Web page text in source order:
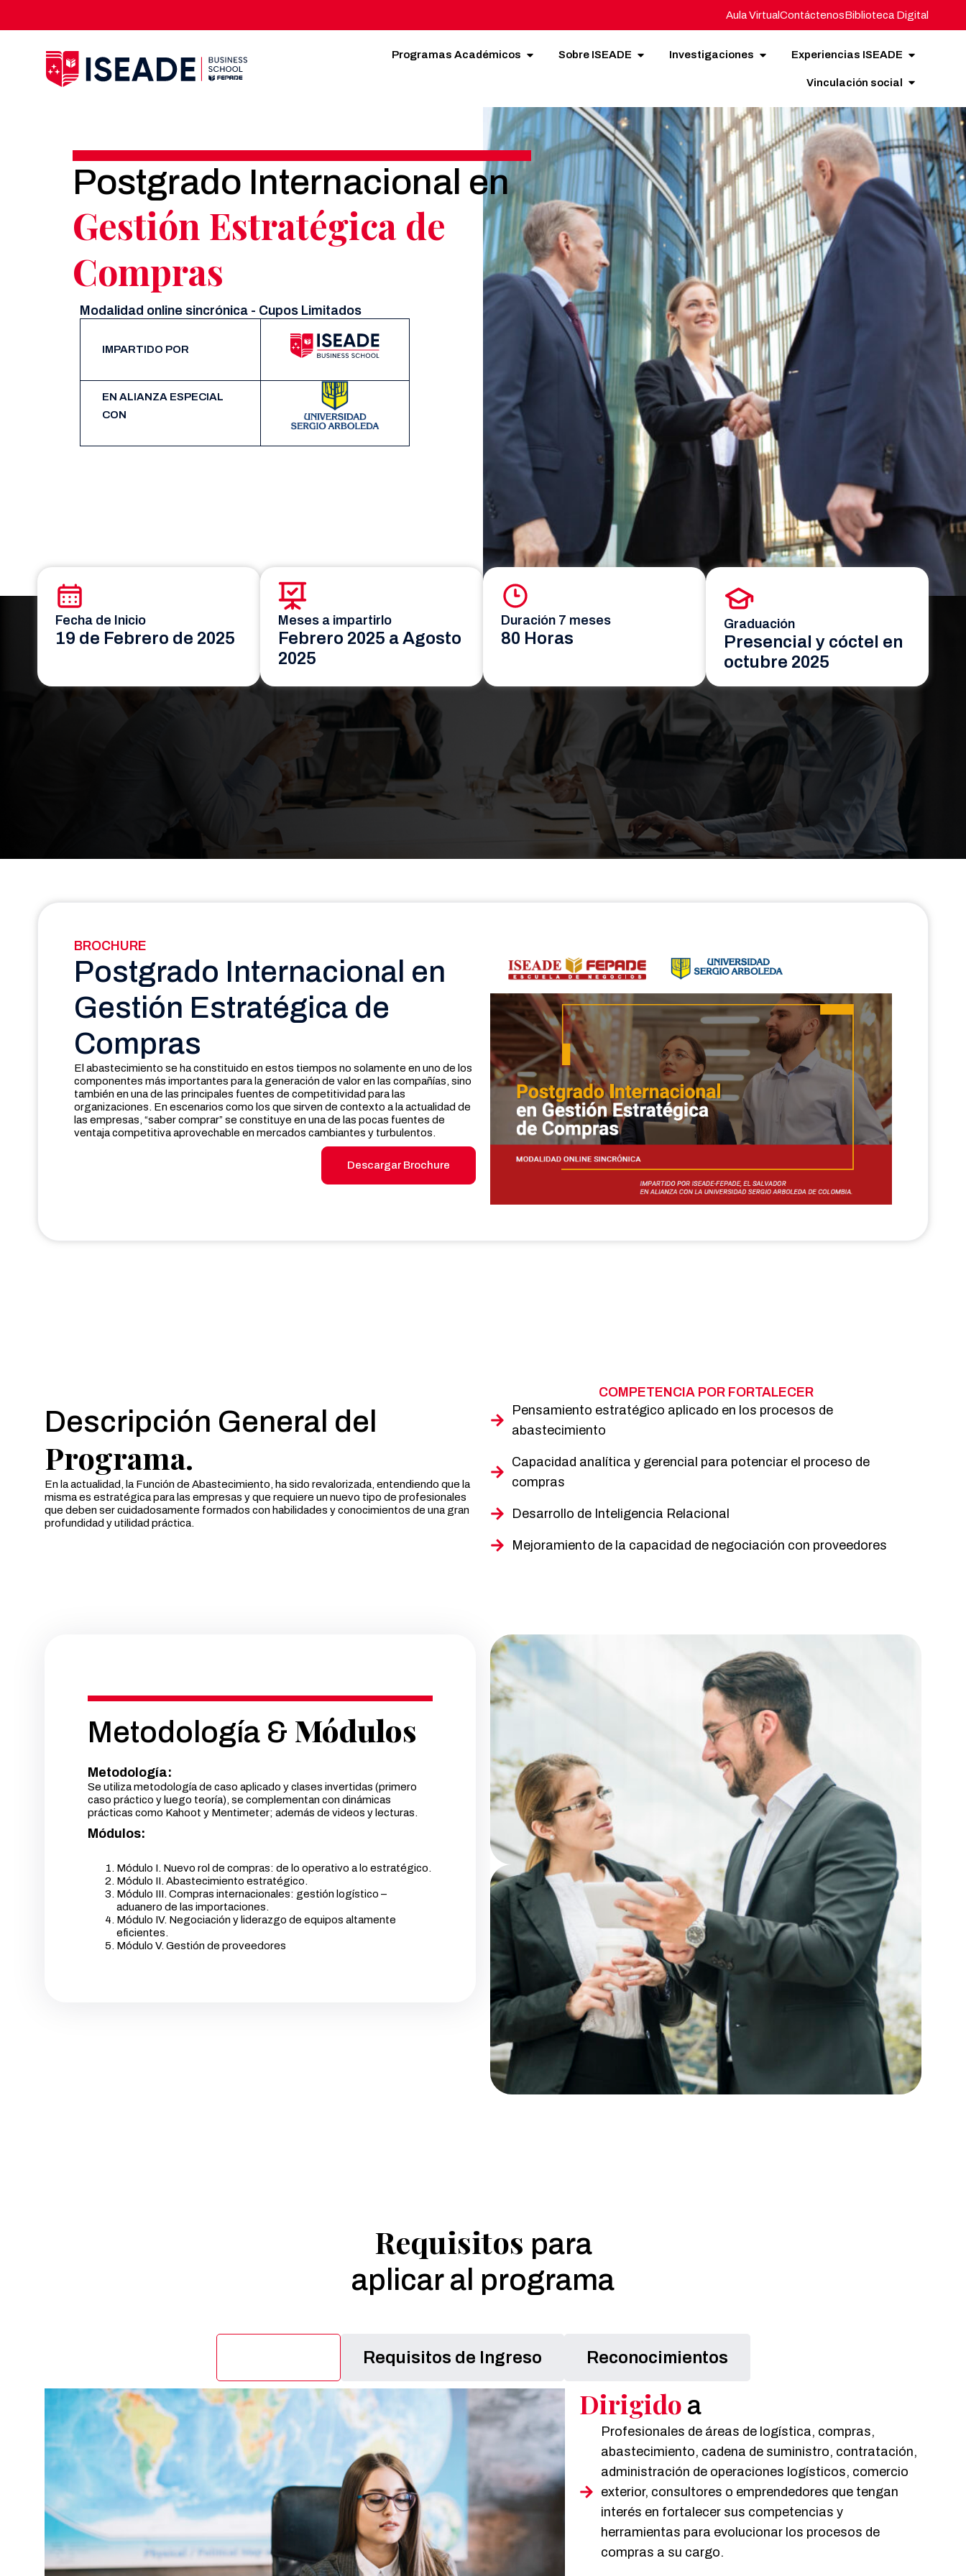
Aula VirtualContáctenosBiblioteca Digital
Programas Académicos Sobre ISEADE Investigaciones Experiencias ISEADE
Vinculación social
Postgrado Internacional en
Gestión Estratégica de
Compras
Modalidad online sincrónica - Cupos Limitados
IMPARTIDO POR
EN ALIANZA ESPECIAL
CON
Fecha de Inicio
19 de Febrero de 2025
Meses a impartirlo
Febrero 2025 a Agosto
2025
Duración 7 meses
80 Horas
Graduación
Presencial y cóctel en
octubre 2025
BROCHURE
Postgrado Internacional en
Gestión Estratégica de
Compras
El abastecimiento se ha constituido en estos tiempos no solamente en uno de los
componentes más importantes para la generación de valor en las compañías, sino
también en una de las principales fuentes de competitividad para las
organizaciones. En escenarios como los que sirven de contexto a la actualidad de
las empresas, “saber comprar” se constituye en una de las pocas fuentes de
ventaja competitiva aprovechable en mercados cambiantes y turbulentos.
Descargar Brochure
Descripción General del
Programa.
En la actualidad, la Función de Abastecimiento, ha sido revalorizada, entendiendo que la
misma es estratégica para las empresas y que requiere un nuevo tipo de profesionales
que deben ser cuidadosamente formados con habilidades y conocimientos de una gran
profundidad y utilidad práctica.
COMPETENCIA POR FORTALECER
Pensamiento estratégico aplicado en los procesos de
abastecimiento
Capacidad analítica y gerencial para potenciar el proceso de
compras
Desarrollo de Inteligencia Relacional
Mejoramiento de la capacidad de negociación con proveedores
Metodología & Módulos
Metodología:
Se utiliza metodología de caso aplicado y clases invertidas (primero
caso práctico y luego teoría), se complementan con dinámicas
prácticas como Kahoot y Mentimeter; además de videos y lecturas.
Módulos:
Módulo I. Nuevo rol de compras: de lo operativo a lo estratégico.
Módulo II. Abastecimiento estratégico.
Módulo III. Compras internacionales: gestión logístico –
aduanero de las importaciones.
Módulo IV. Negociación y liderazgo de equipos altamente
eficientes.
Módulo V. Gestión de proveedores
Requisitos para
aplicar al programa
Requisitos de Ingreso Reconocimientos
Dirigido a
Profesionales de áreas de logística, compras,
abastecimiento, cadena de suministro, contratación,
administración de operaciones logísticos, comercio
exterior, consultores o emprendedores que tengan
interés en fortalecer sus competencias y
herramientas para evolucionar los procesos de
compras a su cargo.